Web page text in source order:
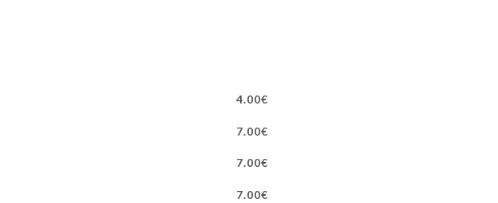
4.00€
7.00€
7.00€
7.00€